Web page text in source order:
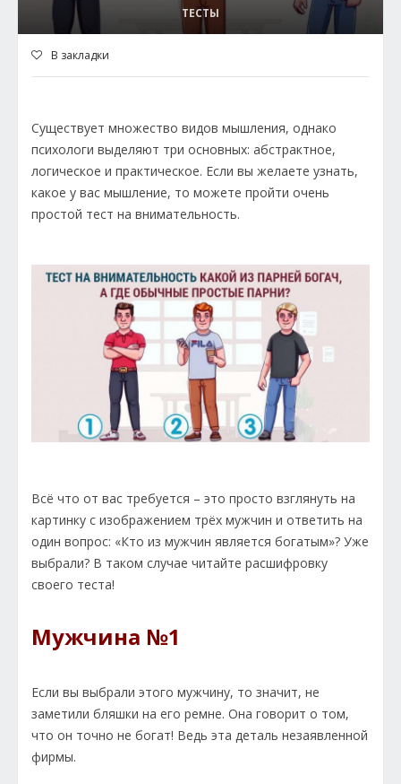
ТЕСТЫ
В закладки
Существует множество видов мышления, однако
психологи выделяют три основных: абстрактное,
логическое и практическое. Если вы желаете узнать,
какое у вас мышление, то можете пройти очень
простой тест на внимательность.
Всё что от вас требуется – это просто взглянуть на
картинку с изображением трёх мужчин и ответить на
один вопрос: «Кто из мужчин является богатым»? Уже
выбрали? В таком случае читайте расшифровку
своего теста!
Мужчина №1
Если вы выбрали этого мужчину, то значит, не
заметили бляшки на его ремне. Она говорит о том,
что он точно не богат! Ведь эта деталь незаявленной
фирмы.